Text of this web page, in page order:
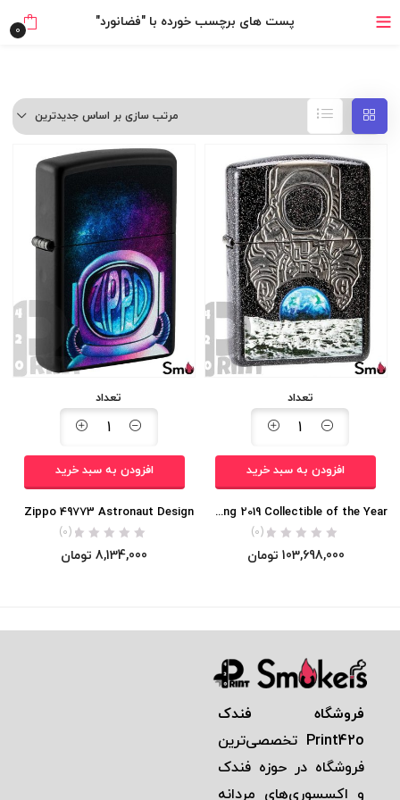
بدون ضامن، بدون سود
پست های برچسب خورده با "فضانورد" 0
مرتب سازی بر اساس جدیدترین
تعداد
افزودن به سبد خرید
Zippo 29862 Moon Landing 2019 Collectible of the Year
(0)
103,698,000 تومان
تعداد
افزودن به سبد خرید
Zippo 49773 Astronaut Design
(0)
8,134,000 تومان
فروشگاه فندک
Print42o تخصصی‌ترين
فروشگاه در حوزه فندک
و اكسسوری‌های مردانه